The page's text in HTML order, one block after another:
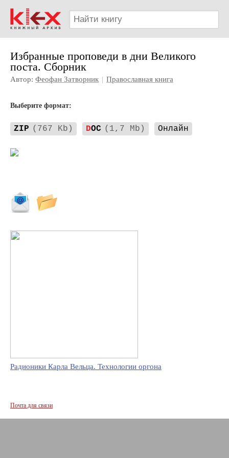
Избранные проповеди в дни Великого
поста. Сборник
Автор: Феофан Затворник | Православная книга
Выберите формат:
ZIP (767 Kb) DOC (1,7 Mb) Онлайн
Радионики Карла Вельца. Технологии оргона
Почта для связи